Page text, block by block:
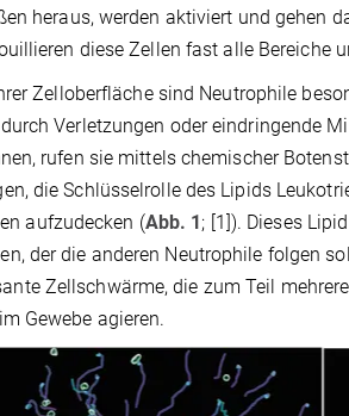
heraus, werden aktiviert und gehen
diese Zellen fast alle Bereiche
Zelloberfläche sind Neutrophile
Verletzungen oder eindringende
rufen sie mittels chemischer
die Schlüsselrolle des Lipids
aufzudecken (Abb. 1 ; [1]). Dieses
der die anderen Neutrophile folgen
Zellschwärme, die zum Teil
Gewebe agieren.